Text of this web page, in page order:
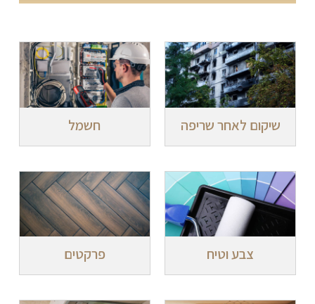
שיקום לאחר שריפה חשמל
צבע וטיח פרקטים